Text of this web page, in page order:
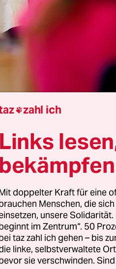
nach
um den
seit 2023
Vorjahren. Zu einem
zuletzt
die jeweils zum
zahl ich
Links
bekämpfen
doppelter Kraft für eine
Menschen, die
unsere
im Zentrum“. 50
taz zahl ich gehen – bis
linke, selbstverwaltete
sie verschwinden.